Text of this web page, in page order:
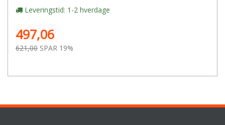
Leveringstid: 1-2 hverdage
497,06
621,00 SPAR 19%